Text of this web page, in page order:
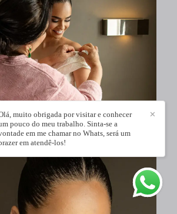
✕
muito obrigada por visitar e conhecer
pouco do meu trabalho. Sinta-se a
em me chamar no Whats, será um
em atendê-los!